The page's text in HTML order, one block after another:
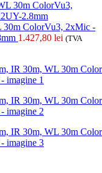
30m ColorVu3, 2xMic -
1.427,80 lei (TVA